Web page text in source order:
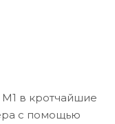
в кротчайшие
с помощью